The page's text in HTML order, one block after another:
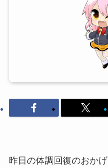
昨日の体調回復のおか